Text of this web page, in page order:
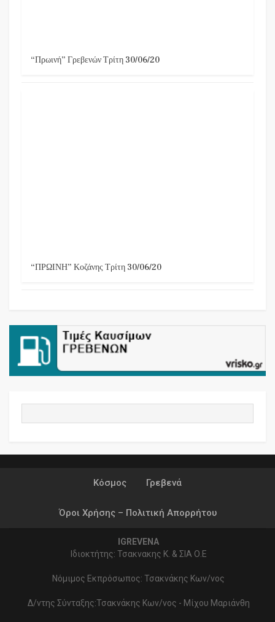
“Πρωινή” Γρεβενών Τρίτη 30/06/20
“ΠΡΩΙΝΗ” Κοζάνης Τρίτη 30/06/20
Κόσμος Γρεβενά
Όροι Χρήσης – Πολιτική Απορρήτου
IGREVENA
Ιδιοκτήτης: Τσακνακης Κ. & ΣΙΑ Ο.Ε
Νόμιμος Εκπρόσωπος: Τσακνάκης Κων/νος
Δ/ντης Σύνταξης:Τσακνάκης Κων/νος - Μίχου Μαριάνθη